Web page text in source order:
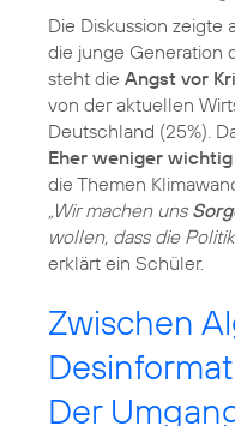
Die Diskussion
die junge Generation
steht die Angst vor
von der aktuellen
Deutschland (25%).
Eher weniger wichtig
die Themen
„Wir machen uns
wollen, dass die
erklärt ein Schüler.
Zwischen
Der